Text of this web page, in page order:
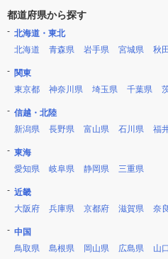
都道府県から探す
北海道・東北
北海道
青森県 岩手県 宮城県 秋
関東
東京都
神奈川県 埼玉県 千葉県
信越・北陸
新潟県
長野県 富山県 石川県 福
東海
愛知県
岐阜県 静岡県 三重県
近畿
大阪府
兵庫県 京都府 滋賀県 奈
中国
鳥取県
島根県 岡山県 広島県 山